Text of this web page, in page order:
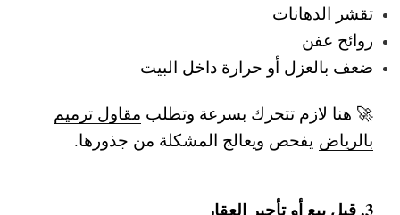
تقشر الدهانات
روائح عفن
ضعف بالعزل أو حرارة داخل البيت
🚀 هنا لازم تتحرك بسرعة وتطلب مقاول ترميم
بالرياض يفحص ويعالج المشكلة من جذورها.
3. قبل بيع أو تأجير العقار